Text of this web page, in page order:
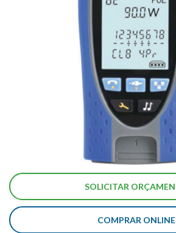
COMPRAR ONLINE